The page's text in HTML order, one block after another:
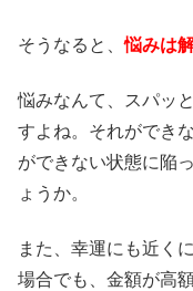
そうなると、悩みは
悩みなんて、スパッ
すよね。それができ
ができない状態に陥
ょうか。
また、幸運にも近く
場合でも、金額が高